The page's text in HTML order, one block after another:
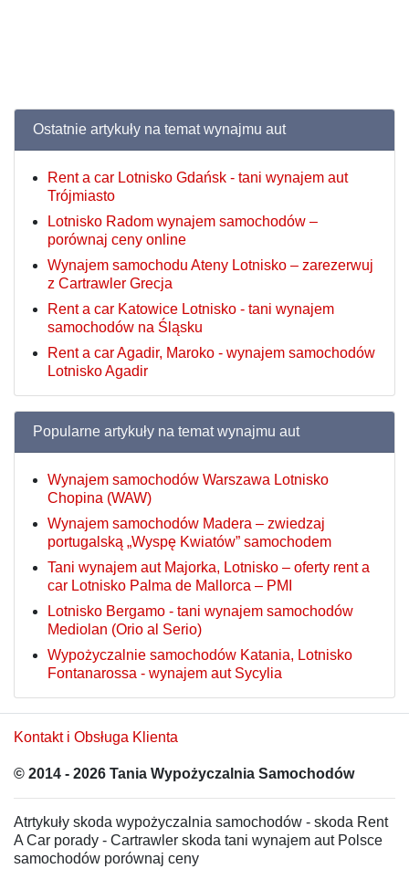
Ostatnie artykuły na temat wynajmu aut
Rent a car Lotnisko Gdańsk - tani wynajem aut
Trójmiasto
Lotnisko Radom wynajem samochodów –
porównaj ceny online
Wynajem samochodu Ateny Lotnisko – zarezerwuj
z Cartrawler Grecja
Rent a car Katowice Lotnisko - tani wynajem
samochodów na Śląsku
Rent a car Agadir, Maroko - wynajem samochodów
Lotnisko Agadir
Popularne artykuły na temat wynajmu aut
Wynajem samochodów Warszawa Lotnisko
Chopina (WAW)
Wynajem samochodów Madera – zwiedzaj
portugalską „Wyspę Kwiatów” samochodem
Tani wynajem aut Majorka, Lotnisko – oferty rent a
car Lotnisko Palma de Mallorca – PMI
Lotnisko Bergamo - tani wynajem samochodów
Mediolan (Orio al Serio)
Wypożyczalnie samochodów Katania, Lotnisko
Fontanarossa - wynajem aut Sycylia
Kontakt i Obsługa Klienta
© 2014 - 2026 Tania Wypożyczalnia Samochodów
Atrtykuły skoda wypożyczalnia samochodów - skoda Rent
A Car porady - Cartrawler skoda tani wynajem aut Polsce
samochodów porównaj ceny